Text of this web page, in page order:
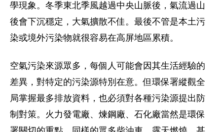
學現象。冬季東北季風越過中央山脈後，氣流過山
後會下沉穩定，大氣擴散不佳。最後不管是本土污
染或境外污染物就很容易在高屏地區累積。
空氣污染來源眾多，每個人可能會因其生活經驗的
差異，對特定的污染源特別在意。但環保署縱觀全
局掌握最多排放資料，也必須對各種污染源提出防
制對策。火力發電廠、煉鋼廠、石化廠當然是環保